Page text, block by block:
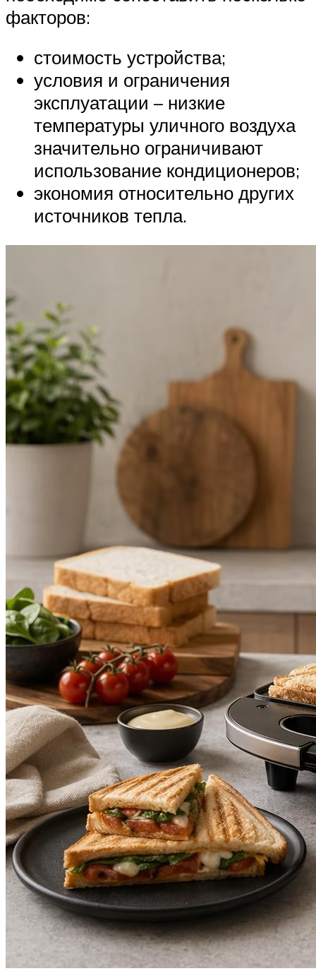
факторов:
стоимость устройства;
условия и ограничения
эксплуатации – низкие
температуры уличного воздуха
значительно ограничивают
использование кондиционеров;
экономия относительно других
источников тепла.